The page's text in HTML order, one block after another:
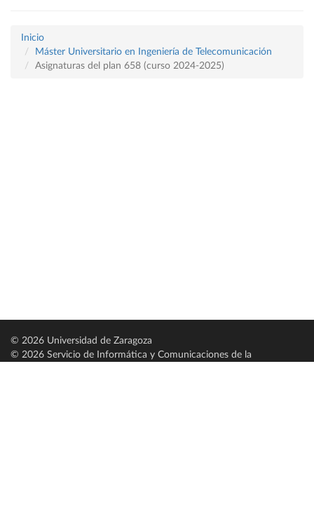
Inicio
Máster Universitario en Ingeniería de Telecomunicación
Asignaturas del plan 658 (curso 2024-2025)
© 2026 Universidad de Zaragoza
© 2026 Servicio de Informática y Comunicaciones de la